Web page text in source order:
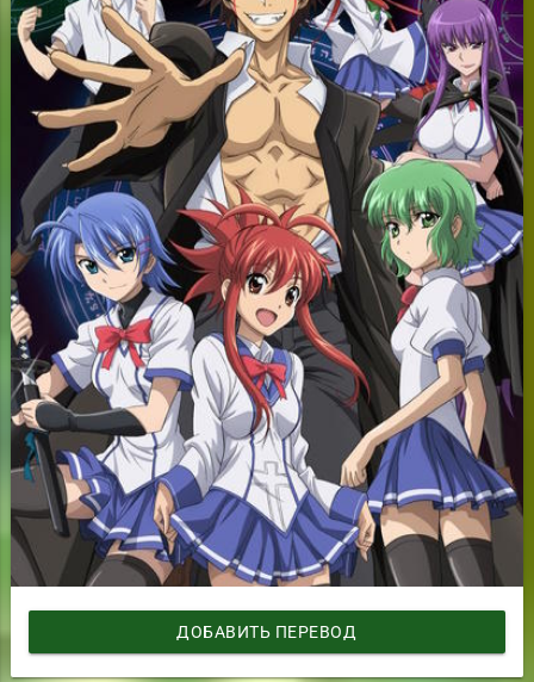
ДОБАВИТЬ ПЕРЕВОД